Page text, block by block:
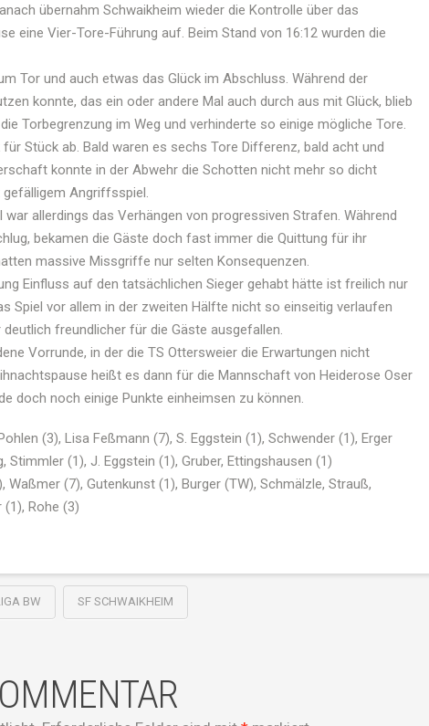
übernahm Schwaikheim wieder die Kontrolle über das
eine Vier-Tore-Führung auf. Beim Stand von 16:12 wurden die
Tor und auch etwas das Glück im Abschluss. Während der
konnte, das ein oder andere Mal auch durch aus mit Glück, blieb
Torbegrenzung im Weg und verhinderte so einige mögliche Tore.
Stück ab. Bald waren es sechs Tore Differenz, bald acht und
konnte in der Abwehr die Schotten nicht mehr so dicht
Angriffsspiel.
allerdings das Verhängen von progressiven Strafen. Während
bekamen die Gäste doch fast immer die Quittung für ihr
massive Missgriffe nur selten Konsequenzen.
Einfluss auf den tatsächlichen Sieger gehabt hätte ist freilich nur
Spiel vor allem in der zweiten Hälfte nicht so einseitig verlaufen
freundlicher für die Gäste ausgefallen.
Vorrunde, in der die TS Ottersweier die Erwartungen nicht
heißt es dann für die Mannschaft von Heiderose Oser
doch noch einige Punkte einheimsen zu können.
(3), Lisa Feßmann (7), S. Eggstein (1), Schwender (1), Erger
Stimmler (1), J. Eggstein (1), Gruber, Ettingshausen (1)
Waßmer (7), Gutenkunst (1), Burger (TW), Schmälzle, Strauß,
Rohe (3)
BW SF SCHWAIKHEIM